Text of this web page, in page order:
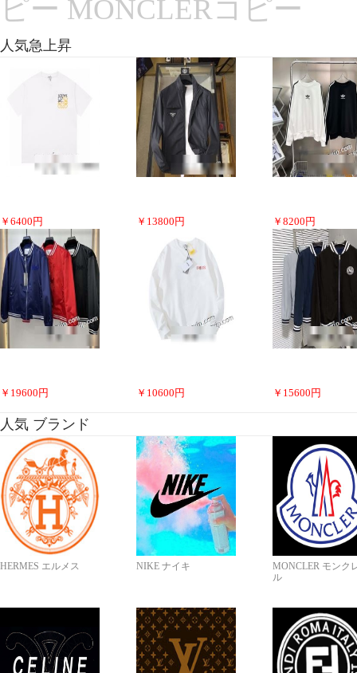
ピー MONCLERコピー
人気急上昇
￥ 6400 円 ￥ 13800 円 ￥ 8200 円
￥ 19600 円 ￥ 10600 円 ￥ 15600 円
人気 ブランド
HERMES エルメス NIKE ナイキ
MONCLER モンク
ル